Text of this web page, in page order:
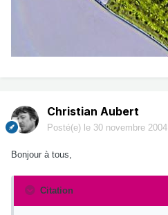
Christian Aubert
Posté(e) le 30 novembre 2004
Bonjour à tous,
Citation